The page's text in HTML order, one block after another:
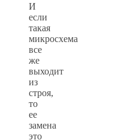
И
если
такая
микросхема
все
же
выходит
из
строя,
то
ее
замена
это